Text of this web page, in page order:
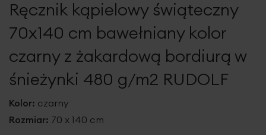
galeriiRęcznik kąpielowy świąteczny
70x140 cm bawełniany kolor
czarny z żakardową bordiurą w
śnieżynki 480 g/m2 RUDOLF
Kolor: czarny
Rozmiar: 70 x 140 cm